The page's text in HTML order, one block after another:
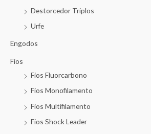
Destorcedor Triplos
Urfe
Engodos
Fios
Fios Fluorcarbono
Fios Monofilamento
Fios Multifilamento
Fios Shock Leader